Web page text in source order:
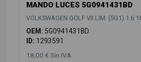
MANDO LUCES 5G0941431BD
VOLKSWAGEN GOLF VII LIM. (5G1) 1.6
OEM: 5G0941431BD
ID: 1293591
18,00 € Sin IVA